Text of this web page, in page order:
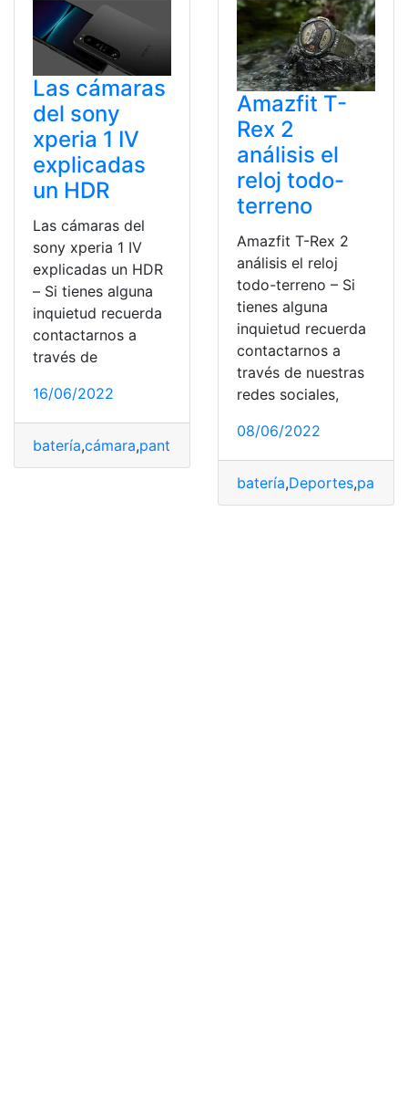
Las cámaras
del sony
xperia 1 IV
explicadas
un HDR
Las cámaras del
sony xperia 1 IV
explicadas un HDR
– Si tienes alguna
inquietud recuerda
contactarnos a
través de
16/06/2022
batería,cámara,pantalla
Amazfit T-
Rex 2
análisis el
reloj todo-
terreno
Amazfit T-Rex 2
análisis el reloj
todo-terreno – Si
tienes alguna
inquietud recuerda
contactarnos a
través de nuestras
redes sociales,
08/06/2022
batería,Deportes,